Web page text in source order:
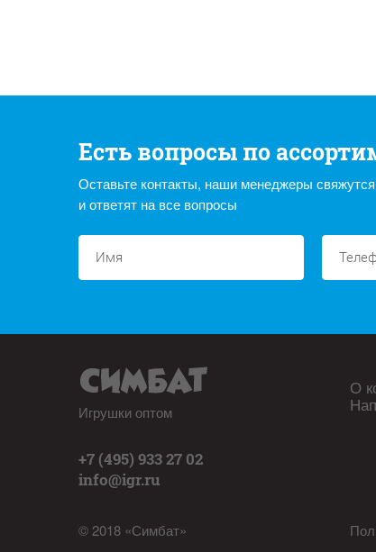
Есть вопросы по
Оставьте контакты, наши менеджеры
и ответят на все вопросы
Игрушки оптом
+7 (495) 933 27 02
info@igr.ru
© 2018 «Симбат»
О